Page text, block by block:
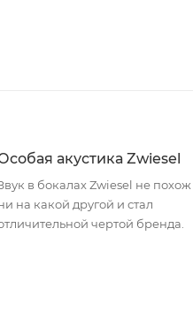
акустика Zwiesel
в бокалах Zwiesel не похож
на какой другой и стал
чертой бренда.